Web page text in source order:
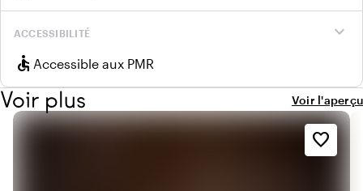
expand_more
ACCESSIBILITÉ
accessible Accessible aux PMR
Voir plus Voir l'aperçu
favorite_border